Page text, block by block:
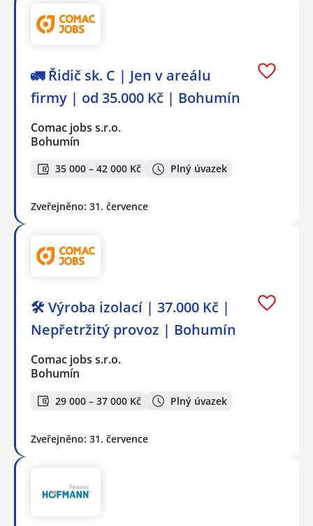
🚛 Řidič sk. C | Jen v areálu
firmy | od 35.000 Kč | Bohumín
Comac jobs s.r.o.
Bohumín
35 000 – 42 000 Kč Plný úvazek
Zveřejněno: 31. července
🛠️ Výroba izolací | 37.000 Kč |
Nepřetržitý provoz | Bohumín
Comac jobs s.r.o.
Bohumín
29 000 – 37 000 Kč Plný úvazek
Zveřejněno: 31. července